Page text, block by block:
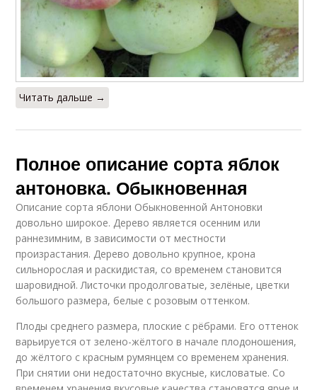
Читать дальше →
Полное описание сорта яблок
антоновка. Обыкновенная
Описание сорта яблони Обыкновенной Антоновки
довольно широкое. Дерево является осенним или
раннезимним, в зависимости от местности
произрастания. Дерево довольно крупное, крона
сильнорослая и раскидистая, со временем становится
шаровидной. Листочки продолговатые, зелёные, цветки
большого размера, белые с розовым оттенком.
Плоды среднего размера, плоские с рёбрами. Его оттенок
варьируется от зелено-жёлтого в начале плодоношения,
до жёлтого с красным румянцем со временем хранения.
При снятии они недостаточно вкусные, кисловатые. Со